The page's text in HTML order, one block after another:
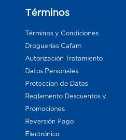
Términos
Términos y Condiciones
Droguerías Cafam
Autorización Tratamiento
Datos Personales
Proteccion de Datos
Reglamento Descuentos y
Promociones
Reversión Pago
Electrónico